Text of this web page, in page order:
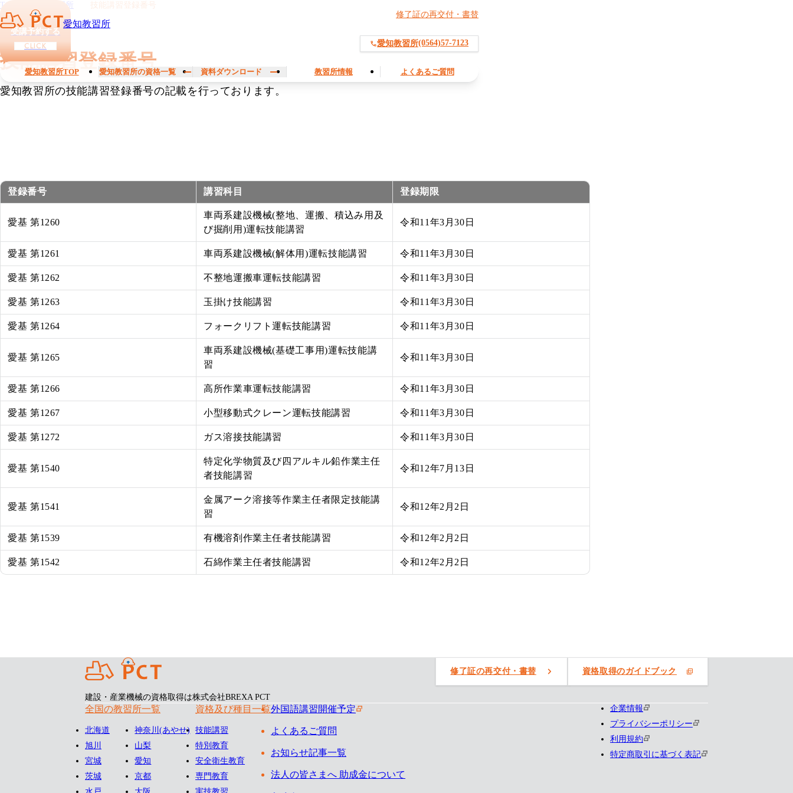
愛知教習所
修了証の再交付・書替
愛知教習所(0564)57-7123
愛知教習所TOP 愛知教習所の資格一覧 資料ダウンロード 教習所情報 よくあるご質問
受講予約する
CLICK
TOP 愛知教習所 技能講習登録番号
技能講習登録番号
愛知教習所の技能講習登録番号の記載を行っております。
登録番号 講習科目 登録期限
愛基 第1260
車両系建設機械(整地、運搬、積込み用及
び掘削用)運転技能講習
令和11年3月30日
愛基 第1261 車両系建設機械(解体用)運転技能講習 令和11年3月30日
愛基 第1262 不整地運搬車運転技能講習 令和11年3月30日
愛基 第1263 玉掛け技能講習 令和11年3月30日
愛基 第1264 フォークリフト運転技能講習 令和11年3月30日
愛基 第1265
車両系建設機械(基礎工事用)運転技能講
習
令和11年3月30日
愛基 第1266 高所作業車運転技能講習 令和11年3月30日
愛基 第1267 小型移動式クレーン運転技能講習 令和11年3月30日
愛基 第1272 ガス溶接技能講習 令和11年3月30日
愛基 第1540
特定化学物質及び四アルキル鉛作業主任
者技能講習
令和12年7月13日
愛基 第1541
金属アーク溶接等作業主任者限定技能講
習
令和12年2月2日
愛基 第1539 有機溶剤作業主任者技能講習 令和12年2月2日
愛基 第1542 石綿作業主任者技能講習 令和12年2月2日
建設・産業機械の資格取得は株式会社BREXA PCT
修了証の再交付・書替 資格取得のガイドブック
全国の教習所一覧
北海道
旭川
宮城
茨城
神奈川(あやせ)
山梨
愛知
京都
資格及び種目一覧
技能講習
特別教育
安全衛生教育
専門教育
外国語講習開催予定
よくあるご質問
お知らせ記事一覧
法人の皆さまへ 助成金について
企業情報
プライバシーポリシー
利用規約
特定商取引に基づく表記